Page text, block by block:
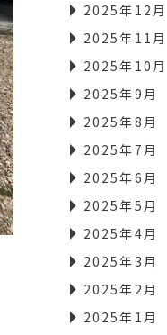
2025年12月
2025年11月
2025年10月
2025年9月
2025年8月
2025年7月
2025年6月
2025年5月
2025年4月
2025年3月
2025年2月
2025年1月